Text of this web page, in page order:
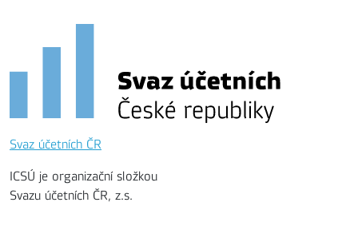
Svaz účetních ČR
ICSÚ je organizační složkou
Svazu účetních ČR, z.s.